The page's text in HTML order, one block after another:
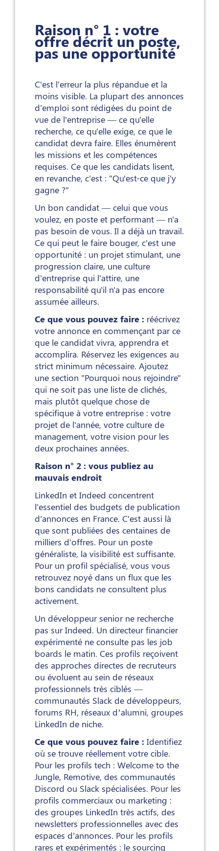
Raison n° 1 : votre
offre décrit un poste,
pas une opportunité
C'est l'erreur la plus répandue et la
moins visible. La plupart des annonces
d'emploi sont rédigées du point de
vue de l'entreprise — ce qu'elle
recherche, ce qu'elle exige, ce que le
candidat devra faire. Elles énumèrent
les missions et les compétences
requises. Ce que les candidats lisent,
en revanche, c'est : "Qu'est-ce que j'y
gagne ?"
Un bon candidat — celui que vous
voulez, en poste et performant — n'a
pas besoin de vous. Il a déjà un travail.
Ce qui peut le faire bouger, c'est une
opportunité : un projet stimulant, une
progression claire, une culture
d'entreprise qui l'attire, une
responsabilité qu'il n'a pas encore
assumée ailleurs.
Ce que vous pouvez faire : réécrivez
votre annonce en commençant par ce
que le candidat vivra, apprendra et
accomplira. Réservez les exigences au
strict minimum nécessaire. Ajoutez
une section "Pourquoi nous rejoindre"
qui ne soit pas une liste de clichés,
mais plutôt quelque chose de
spécifique à votre entreprise : votre
projet de l'année, votre culture de
management, votre vision pour les
deux prochaines années.
Raison n° 2 : vous publiez au
mauvais endroit
LinkedIn et Indeed concentrent
l'essentiel des budgets de publication
d'annonces en France. C'est aussi là
que sont publiées des centaines de
milliers d'offres. Pour un poste
généraliste, la visibilité est suffisante.
Pour un profil spécialisé, vous vous
retrouvez noyé dans un flux que les
bons candidats ne consultent plus
activement.
Un développeur senior ne recherche
pas sur Indeed. Un directeur financier
expérimenté ne consulte pas les job
boards le matin. Ces profils reçoivent
des approches directes de recruteurs
ou évoluent au sein de réseaux
professionnels très ciblés —
communautés Slack de développeurs,
forums RH, réseaux d’alumni, groupes
LinkedIn de niche.
Ce que vous pouvez faire : Identifiez
où se trouve réellement votre cible.
Pour les profils tech : Welcome to the
Jungle, Remotive, des communautés
Discord ou Slack spécialisées. Pour les
profils commerciaux ou marketing :
des groupes LinkedIn très actifs, des
newsletters professionnelles avec des
espaces d'annonces. Pour les profils
rares et expérimentés : le sourcing